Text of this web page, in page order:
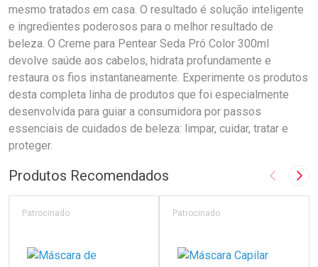
mesmo tratados em casa. O resultado é solução inteligente
e ingredientes poderosos para o melhor resultado de
beleza. O Creme para Pentear Seda Pró Color 300ml
devolve saúde aos cabelos, hidrata profundamente e
restaura os fios instantaneamente. Experimente os produtos
desta completa linha de produtos que foi especialmente
desenvolvida para guiar a consumidora por passos
essenciais de cuidados de beleza: limpar, cuidar, tratar e
proteger.
Produtos Recomendados Imagem
Patrocinado Patrocinado